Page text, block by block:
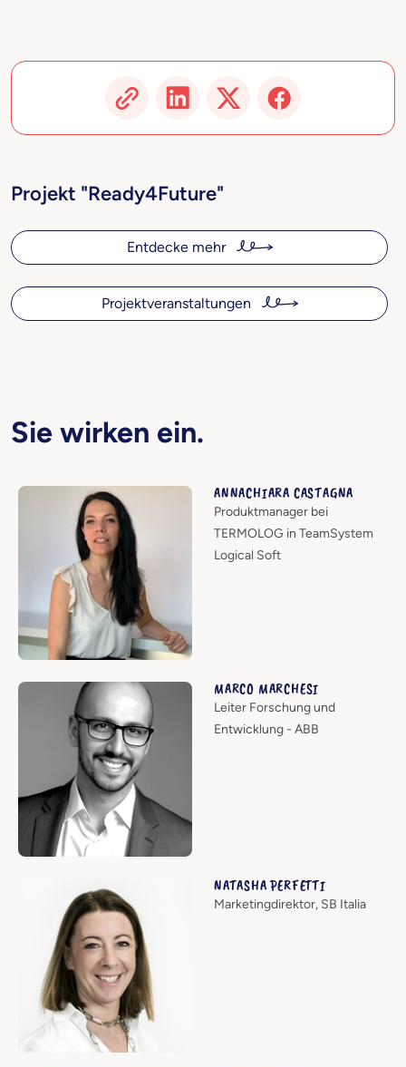
Projekt "Ready4Future"
Entdecke mehr
Projektveranstaltungen
Sie wirken ein.
ANNACHIARA CASTAGNA
Produktmanager bei
TERMOLOG in TeamSystem
Logical Soft
MARCO MARCHESI
Leiter Forschung und
Entwicklung - ABB
NATASHA PERFETTI
Marketingdirektor, SB Italia